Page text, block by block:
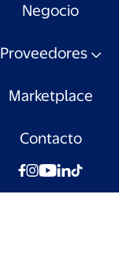
Negocio
Proveedores
Marketplace
Contacto